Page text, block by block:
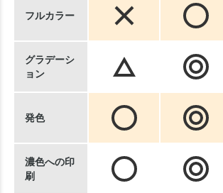
フルカラー
グラデーシ
ョン
発色
濃色への印
刷